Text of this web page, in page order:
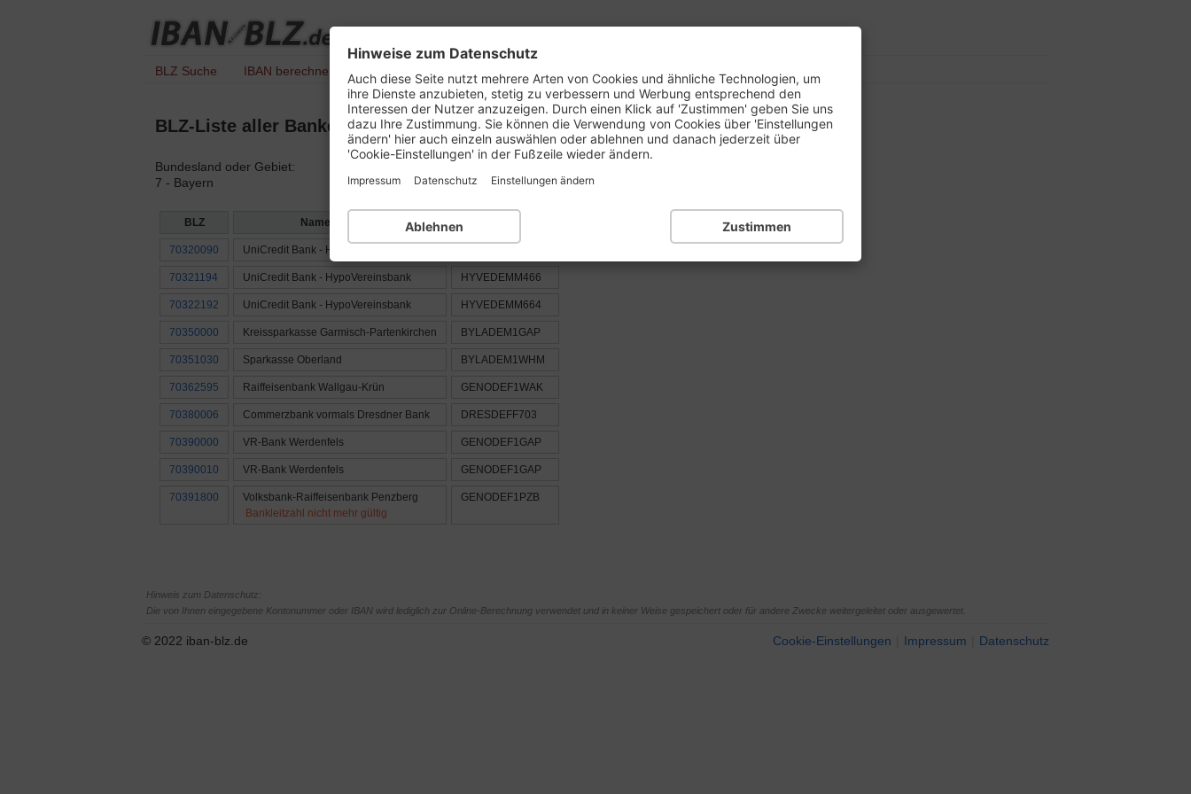
BLZ Suche IBAN berechnen IBAN prüfen BLZ-Liste: 2.. 4.. 5.. 6..
BLZ-Liste aller Banken mit der Ortsnummer : 703
Bundesland oder Gebiet:
7 - Bayern
BLZ Name der Bank
70320090 UniCredit Bank - HypoVereinsbank
70321194 UniCredit Bank - HypoVereinsbank HYVEDEMM466
70322192 UniCredit Bank - HypoVereinsbank HYVEDEMM664
70350000 Kreissparkasse Garmisch-Partenkirchen BYLADEM1GAP
70351030 Sparkasse Oberland BYLADEM1WHM
70362595 Raiffeisenbank Wallgau-Krün GENODEF1WAK
70380006 Commerzbank vormals Dresdner Bank DRESDEFF703
70390000 VR-Bank Werdenfels GENODEF1GAP
70390010 VR-Bank Werdenfels GENODEF1GAP
70391800
Volksbank-Raiffeisenbank Penzberg
Bankleitzahl nicht mehr gültig
GENODEF1PZB
Hinweis zum Datenschutz:
Die von Ihnen eingegebene Kontonummer oder IBAN wird lediglich zur Online-Berechnung verwendet und in keiner Weise gespeichert oder für andere Zwecke weitergeleitet oder ausgewertet.
© 2022 iban-blz.de Cookie-Einstellungen Impressum Datenschutz
Hinweise zum Datenschutz
Auch diese Seite nutzt mehrere Arten von Cookies und ähnliche Technologien, um
ihre Dienste anzubieten, stetig zu verbessern und Werbung entsprechend den
Interessen der Nutzer anzuzeigen. Durch einen Klick auf 'Zustimmen' geben Sie uns
dazu Ihre Zustimmung. Sie können die Verwendung von Cookies über 'Einstellungen
ändern' hier auch einzeln auswählen oder ablehnen und danach jederzeit über
'Cookie-Einstellungen' in der Fußzeile wieder ändern.
Impressum Datenschutz Einstellungen ändern
Ablehnen Zustimmen